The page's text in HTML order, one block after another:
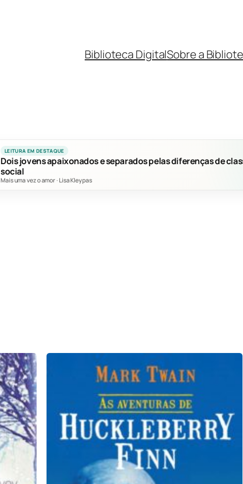
Biblioteca DigitalSobre a
LEITURA EM DESTAQUE
Dois jovens apaixonados e separados pelas diferenças de
social
Mais uma vez o amor · Lisa Kleypas